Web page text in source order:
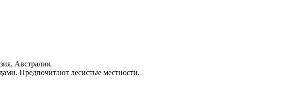
Австралия.
Предпочитают лесистые местности.